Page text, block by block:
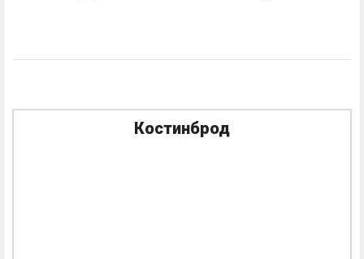
Костинброд